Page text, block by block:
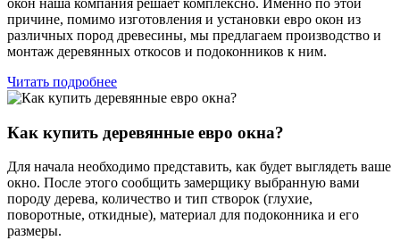
окон наша компания решает комплексно. Именно по этой
причине, помимо изготовления и установки евро окон из
различных пород древесины, мы предлагаем производство и
монтаж деревянных откосов и подоконников к ним.
Читать подробнее
Как купить деревянные евро окна?
Для начала необходимо представить, как будет выглядеть ваше
окно. После этого сообщить замерщику выбранную вами
породу дерева, количество и тип створок (глухие,
поворотные, откидные), материал для подоконника и его
размеры.